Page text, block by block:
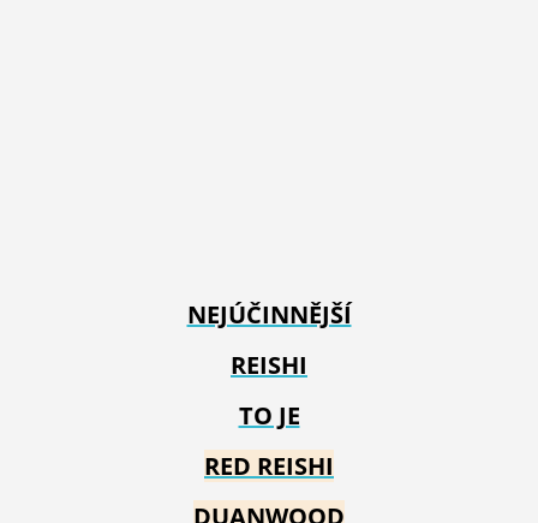
NEJÚČINNĚJŠÍ
REISHI
TO JE
RED REISHI
DUANWOOD